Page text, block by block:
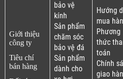
Giới thiệu
công ty
Tiêu chí
bán hàng
bảo vệ
kính
Sản phẩm
chăm sóc
bảo vệ đá
Sản phẩm
dành cho
Hướng
mua
Phương
thức
toán
Chính
giao